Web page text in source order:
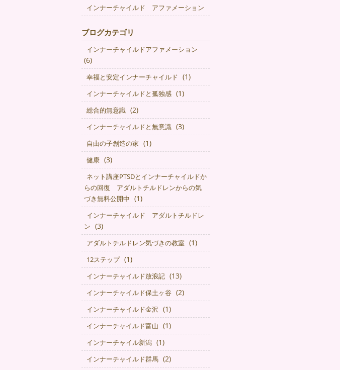
インナーチャイルド アファメーション
ブログカテゴリ
インナーチャイルドアファメーション
(6)
幸福と安定インナーチャイルド (1)
インナーチャイルドと孤独感 (1)
総合的無意識 (2)
インナーチャイルドと無意識 (3)
自由の子創造の家 (1)
健康 (3)
ネット講座PTSDとインナーチャイルドか
らの回復 アダルトチルドレンからの気
づき無料公開中 (1)
インナーチャイルド アダルトチルドレ
ン (3)
アダルトチルドレン気づきの教室 (1)
12ステップ (1)
インナーチャイルド放浪記 (13)
インナーチャイルド保土ヶ谷 (2)
インナーチャイルド金沢 (1)
インナーチャイルド富山 (1)
インナーチャイル新潟 (1)
インナーチャイルド群馬 (2)